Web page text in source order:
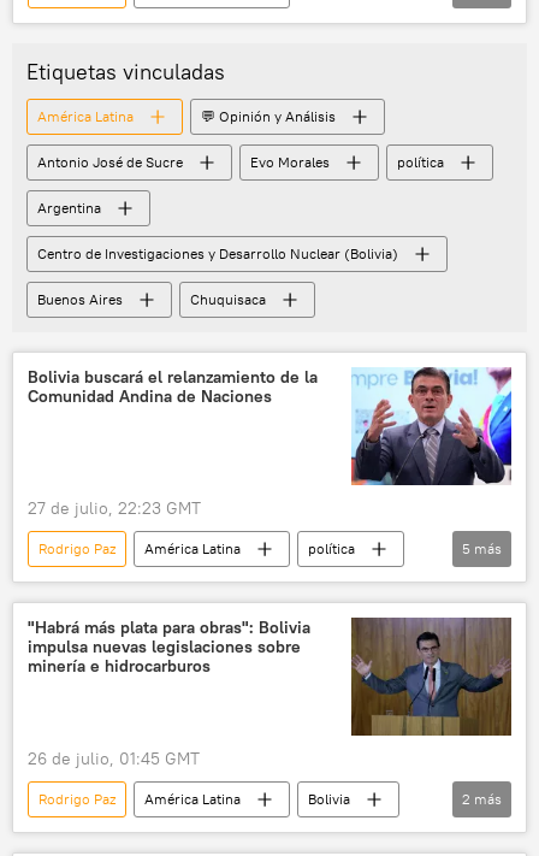
Alberto Fernández
China
Francia
Alemania
Fondo Monetario Internacional (FMI)
Movimiento Al Socialismo (MAS)
Etiquetas vinculadas
América Latina 💬 Opinión y Análisis
Antonio José de Sucre Evo Morales política
Argentina
Centro de Investigaciones y Desarrollo Nuclear (Bolivia)
Buenos Aires Chuquisaca
Bolivia buscará el relanzamiento de la
Comunidad Andina de Naciones
27 de julio, 22:23 GMT
Rodrigo Paz América Latina
política
Perú
Comunidad Andina
Colombia
Lima
Keiko Fujimori
5 más
"Habrá más plata para obras": Bolivia
impulsa nuevas legislaciones sobre
minería e hidrocarburos
26 de julio, 01:45 GMT
Rodrigo Paz América Latina
Bolivia
minería
hidrocarburos
2 más